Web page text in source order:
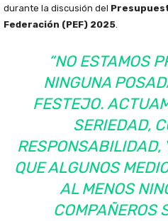
durante la discusión del
Federación (PEF) 2025.
“NO ESTAMOS
NINGUNA
FESTEJO.
SERIEDAD,
RESPONSABILIDAD,
QUE ALGUNOS
AL MENOS
COMPAÑEROS